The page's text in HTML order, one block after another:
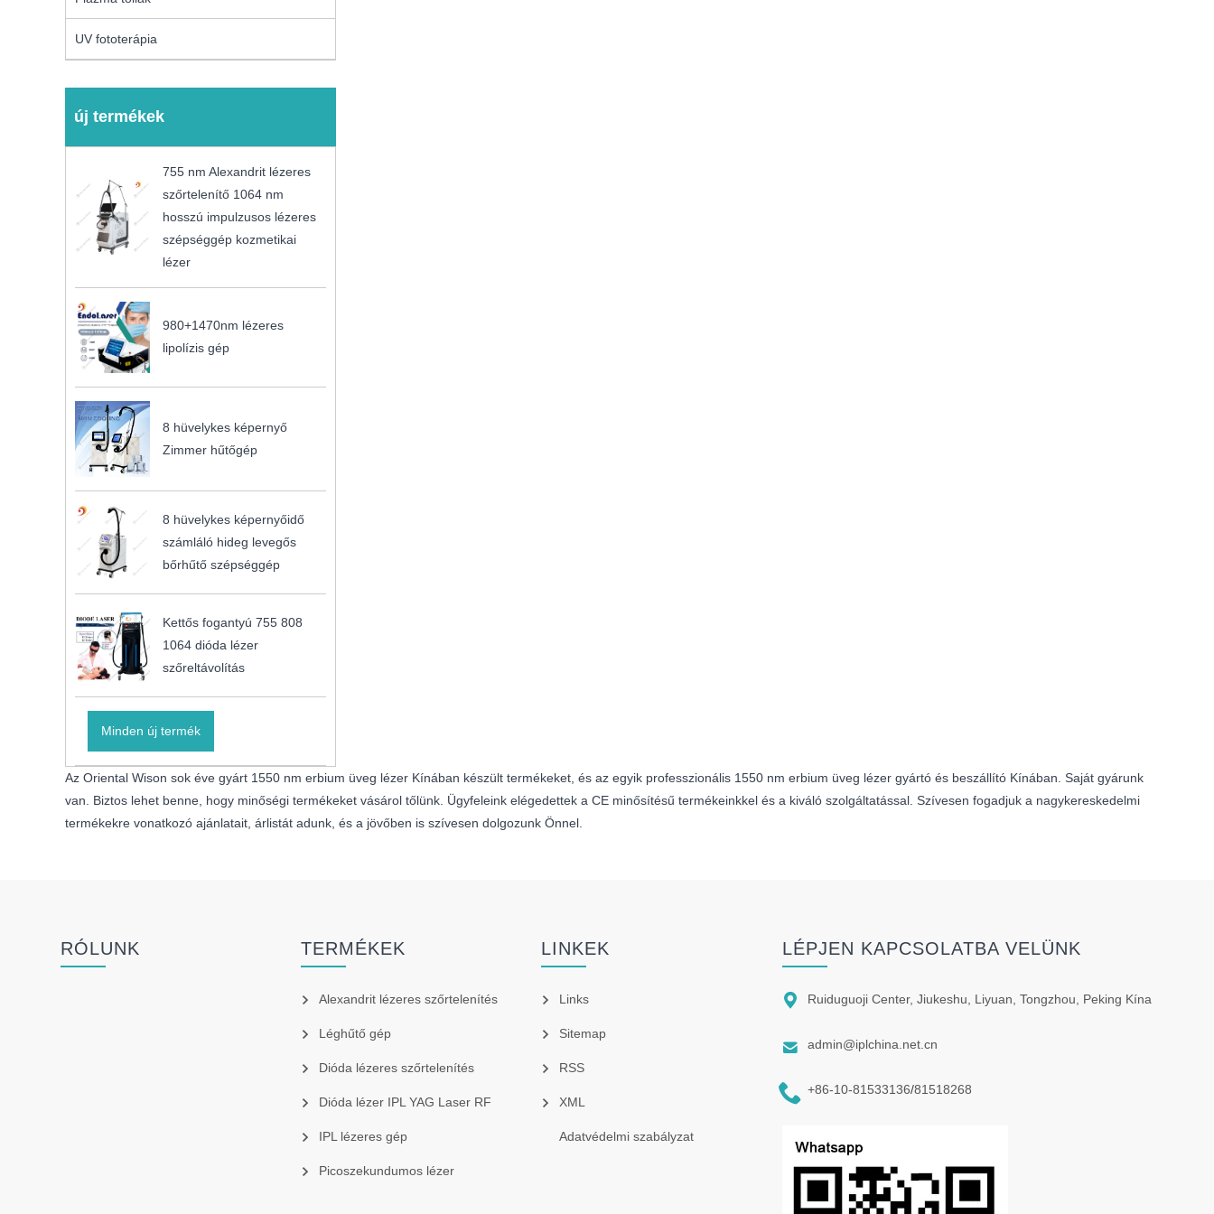
UV fototerápia
új termékek
755 nm Alexandrit lézeres
szőrtelenítő 1064 nm
hosszú impulzusos lézeres
szépséggép kozmetikai
lézer
980+1470nm lézeres
lipolízis gép
8 hüvelykes képernyő
Zimmer hűtőgép
8 hüvelykes képernyőidő
számláló hideg levegős
bőrhűtő szépséggép
Kettős fogantyú 755 808
1064 dióda lézer
szőreltávolítás
Minden új termék
Az Oriental Wison sok éve gyárt 1550 nm erbium üveg lézer Kínában készült termékeket, és az egyik professzionális 1550 nm erbium üveg lézer gyártó és beszállító Kínában. Saját gyárunk
van. Biztos lehet benne, hogy minőségi termékeket vásárol tőlünk. Ügyfeleink elégedettek a CE minősítésű termékeinkkel és a kiváló szolgáltatással. Szívesen fogadjuk a nagykereskedelmi
termékekre vonatkozó ajánlatait, árlistát adunk, és a jövőben is szívesen dolgozunk Önnel.
RÓLUNK TERMÉKEK
Alexandrit lézeres szőrtelenítés
Léghűtő gép
Dióda lézeres szőrtelenítés
Dióda lézer IPL YAG Laser RF
IPL lézeres gép
Picoszekundumos lézer
LINKEK
Links
Sitemap
RSS
XML
Adatvédelmi szabályzat
LÉPJEN KAPCSOLATBA VELÜNK
 Ruiduguoji Center, Jiukeshu, Liyuan, Tongzhou, Peking Kína
 admin@iplchina.net.cn
 +86-10-81533136/81518268